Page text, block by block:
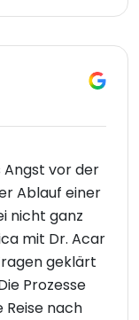
vor der
Ablauf einer
nicht ganz
mit Dr. Acar
geklärt
Prozesse
nach